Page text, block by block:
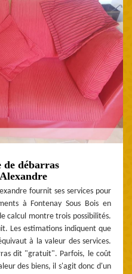
de débarras
fournit ses services pour
à Fontenay Sous Bois en
calcul montre trois possibilités.
Les estimations indiquent que
à la valeur des services.
dit "gratuit". Parfois, le coût
des biens, il s'agit donc d'un